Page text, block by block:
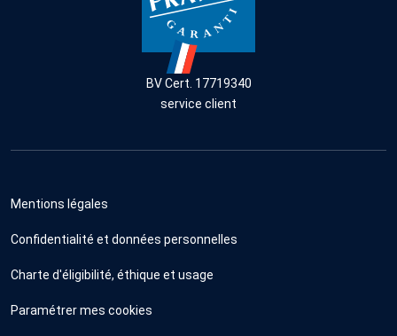
BV Cert. 17719340
service client
Mentions légales
Confidentialité et données personnelles
Charte d'éligibilité, éthique et usage
Paramétrer mes cookies